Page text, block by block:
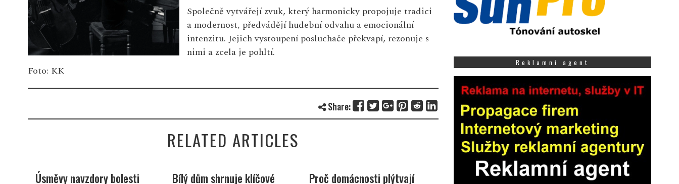
Společně vytvářejí zvuk, který harmonicky propojuje tradici
a modernost, předvádějí hudební odvahu a emocionální
intenzitu. Jejich vystoupení posluchače překvapí, rezonuje s
nimi a zcela je pohltí.
Foto: KK
Share:
RELATED ARTICLES
Bílý dům shrnuje klíčové
Proč domácnosti plýtvají
Pomozme rodině, která
Mezinárodní den vodíku a
Zlatý žeton přinesl
Reklamní agent